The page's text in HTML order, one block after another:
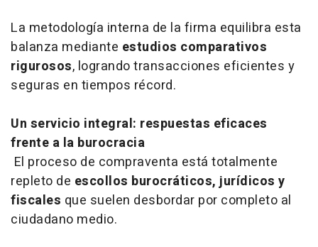
La metodología interna de la firma equilibra esta
balanza mediante estudios comparativos
rigurosos, logrando transacciones eficientes y
seguras en tiempos récord.
Un servicio integral: respuestas eficaces
frente a la burocracia
El proceso de compraventa está totalmente
repleto de escollos burocráticos, jurídicos y
fiscales que suelen desbordar por completo al
ciudadano medio.